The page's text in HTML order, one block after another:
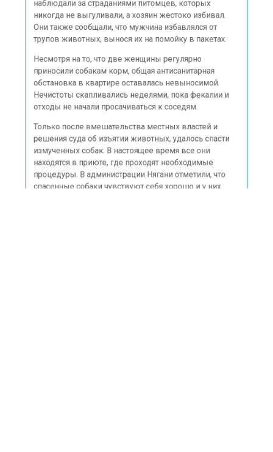
никогда не выгуливали, а хозяин жестоко избивал.
Они также сообщали, что мужчина избавлялся от
трупов животных, вынося их на помойку в пакетах.
Несмотря на то, что две женщины регулярно
приносили собакам корм, общая антисанитарная
обстановка в квартире оставалась невыносимой.
Нечистоты скапливались неделями, пока фекалии и
отходы не начали просачиваться к соседям.
Только после вмешательства местных властей и
решения суда об изъятии животных, удалось спасти
измученных собак. В настоящее время все они
находятся в приюте, где проходят необходимые